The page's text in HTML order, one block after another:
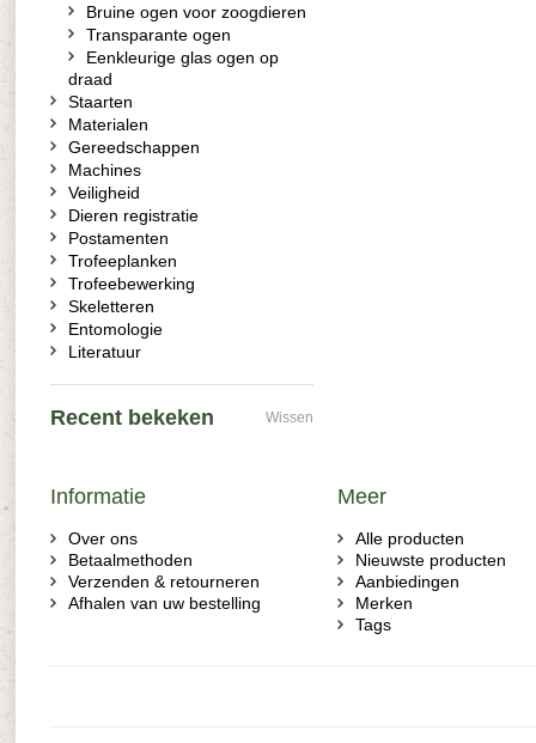
Bruine ogen voor zoogdieren
Transparante ogen
Eenkleurige glas ogen op
draad
Staarten
Materialen
Gereedschappen
Machines
Veiligheid
Dieren registratie
Postamenten
Trofeeplanken
Trofeebewerking
Skeletteren
Entomologie
Literatuur
Recent bekeken Wissen
Informatie
Over ons
Betaalmethoden
Verzenden & retourneren
Afhalen van uw bestelling
Meer
Alle producten
Nieuwste producten
Aanbiedingen
Merken
Tags